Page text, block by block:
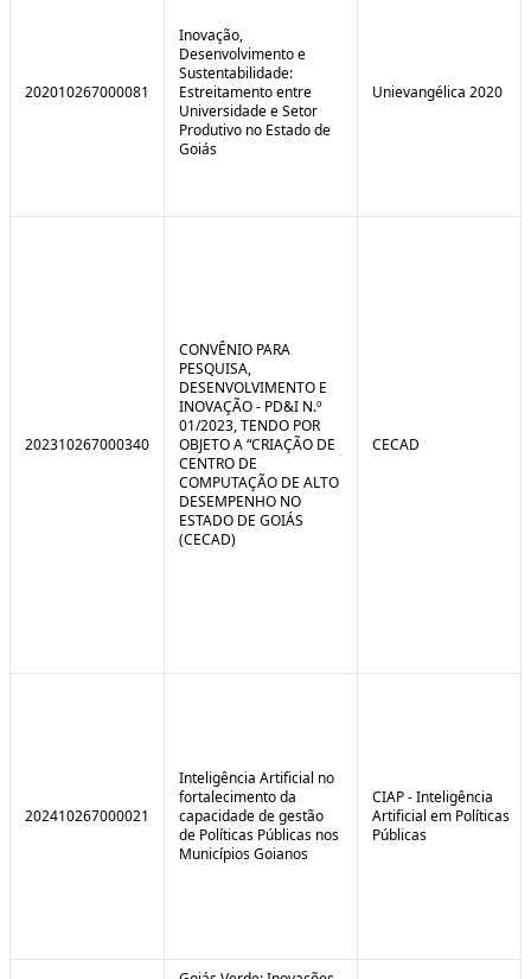
202010267000081
Inovação,
Desenvolvimento e
Sustentabilidade:
Estreitamento entre
Universidade e Setor
Produtivo no Estado de
Goiás
Unievangélica 2020
202310267000340
CONVÊNIO PARA
PESQUISA,
DESENVOLVIMENTO E
INOVAÇÃO - PD&I N.º
01/2023, TENDO POR
OBJETO A “CRIAÇÃO DE
CENTRO DE
COMPUTAÇÃO DE ALTO
DESEMPENHO NO
ESTADO DE GOIÁS
(CECAD)
CECAD
202410267000021
Inteligência Artificial no
fortalecimento da
capacidade de gestão
de Políticas Públicas nos
Municípios Goianos
CIAP - Inteligência
Artificial em Políticas
Públicas